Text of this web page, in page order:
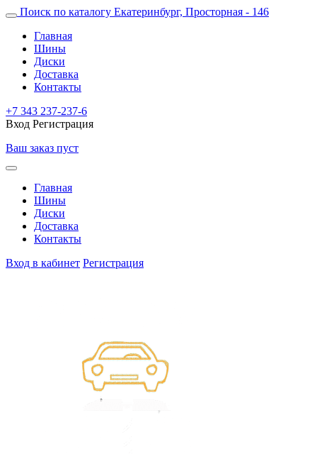
Поиск по каталогу Екатеринбург, Просторная - 146
Главная
Шины
Диски
Доставка
Контакты
+7 343 237-237-6
Вход Регистрация
Ваш заказ пуст
Главная
Шины
Диски
Доставка
Контакты
Вход в кабинет Регистрация